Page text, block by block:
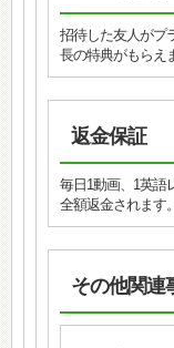
招待した友人がプ
長の特典がもらえ
返金保証
毎日1動画、1英語
全額返金されます。
その他関連